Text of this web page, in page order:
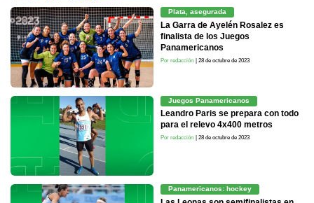
Plata, asegurada
La Garra de Ayelén Rosalez es
finalista de los Juegos
Panamericanos
Por redacción | 28 de octubre de 2023
Juegos Panamericanos
Leandro Paris se prepara con todo
para el relevo 4x400 metros
Por redacción | 28 de octubre de 2023
Panamericanos: hockey